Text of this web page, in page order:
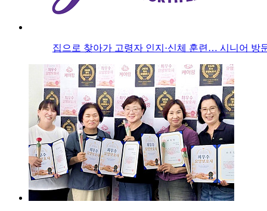
집으로 찾아가 고령자 인지·신체 훈련… 시니어 방